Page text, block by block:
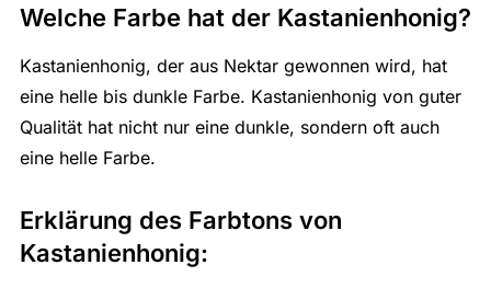
Welche Farbe hat der Kastanienhonig?
Kastanienhonig, der aus Nektar gewonnen wird, hat
eine helle bis dunkle Farbe. Kastanienhonig von guter
Qualität hat nicht nur eine dunkle, sondern oft auch
eine helle Farbe.
Erklärung des Farbtons von
Kastanienhonig: